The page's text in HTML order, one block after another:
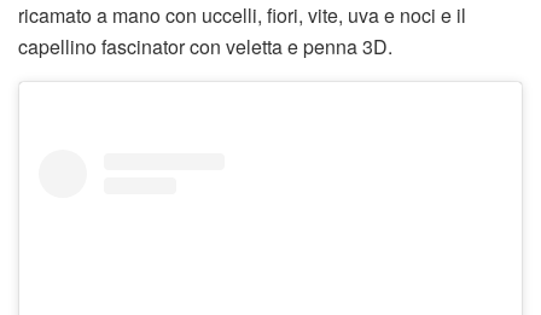
ricamato a mano con uccelli, fiori, vite, uva e noci e il
capellino fascinator con veletta e penna 3D.